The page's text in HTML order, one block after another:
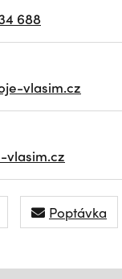
688
vlasim.cz
vlasim.cz
Poptávka